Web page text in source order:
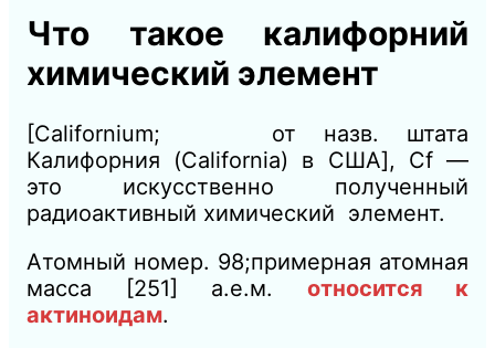
Что такое калифорний
химический элемент
[Californium; от назв. штата
Калифорния (California) в США], Cf —
это искусственно полученный
радиоактивный химический элемент.
Атомный номер. 98;примерная атомная
масса [251] а.е.м. относится к
актиноидам.